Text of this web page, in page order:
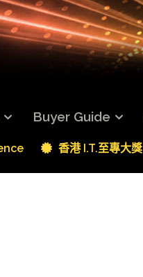
Buyer Guide
香港 I.T.至專大獎